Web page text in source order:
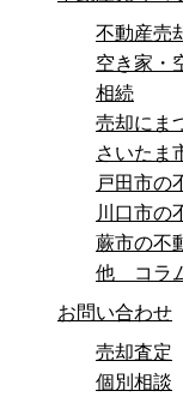
不動産売
空き家・
相続
売却にま
さいたま
戸田市の
川口市の
蕨市の不
他 コラ
お問い合わせ
売却査定
個別相談